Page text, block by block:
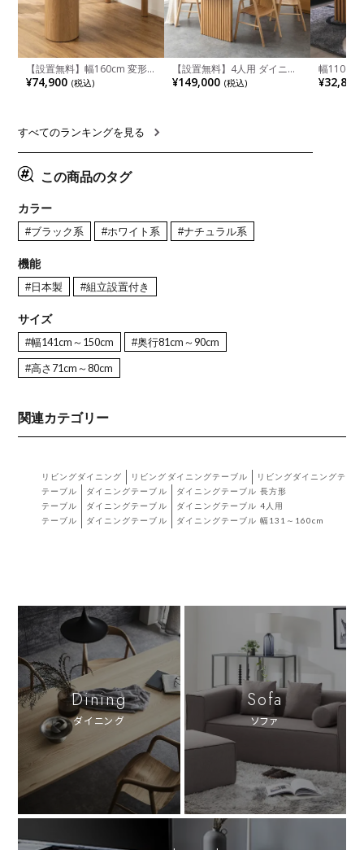
【設置無料】幅160cm 変形
半円 ダイニングテーブル モ
ルタル風 LENAS コンクリー
リア風 グレージュ
¥74,900 (税込)
【設置無料】4人用 ダイニン
グテーブルセット 5点 LUGA
セラミックテーブル おしゃれ
¥149,000 (税込)
幅110cm
木目調 リ
付き 長方
¥32,800
すべてのランキングを見る
この商品のタグ
カラー
#ブラック系 #ホワイト系 #ナチュラル系
機能
#日本製 #組立設置付き
サイズ
#幅141cm～150cm #奥行81cm～90cm
#高さ71cm～80cm
関連カテゴリー
リビングダイニング リビングダイニングテーブル
リビングダイニングテー
テーブル
ダイニングテーブル
ダイニングテーブル 長方形
テーブル
ダイニングテーブル
ダイニングテーブル 4人用
テーブル
ダイニングテーブル ダイニングテーブル 幅131～160cm
Dining
ダイニング
Sofa
ソファ